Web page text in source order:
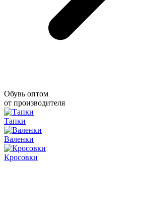
Обувь оптом
от производителя
Тапки
Валенки
Кросовки